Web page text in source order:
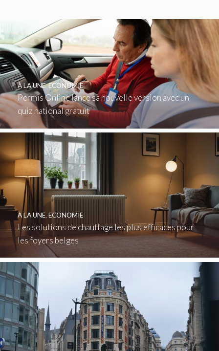
Permis Online lance sa nouvelle version avec un
quiz national gratuit
À LA UNE,ECONOMIE
Les solutions de chauffage les plus efficaces pour
les foyers belges
À LA UNE, ECONOMIE